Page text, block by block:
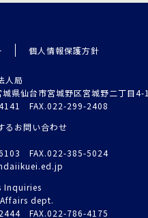
個人情報保護方針
人局
県仙台市宮城野区宮城野二丁目4-1
FAX.022-299-2408
お問い合わせ
FAX.022-385-5024
Inquiries
dept.
FAX.022-786-4175